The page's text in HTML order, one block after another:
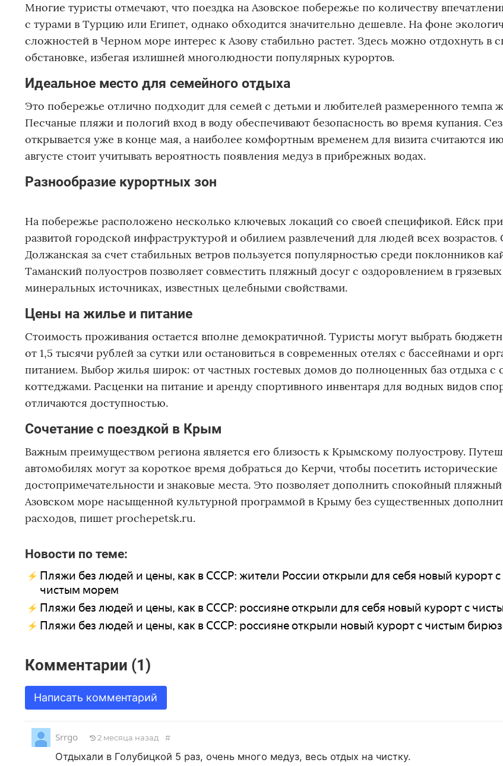
Многие туристы отмечают, что поездка на Азовское побережье по количеству
с турами в Турцию или Египет, однако обходится значительно дешевле. На фоне
сложностей в Черном море интерес к Азову стабильно растет. Здесь можно отдохнуть в
обстановке, избегая излишней многолюдности популярных курортов.
Идеальное место для семейного отдыха
Это побережье отлично подходит для семей с детьми и любителей размеренного темпа
Песчаные пляжи и пологий вход в воду обеспечивают безопасность во время купания.
открывается уже в конце мая, а наиболее комфортным временем для визита считаются
августе стоит учитывать вероятность появления медуз в прибрежных водах.
Разнообразие курортных зон
На побережье расположено несколько ключевых локаций со своей спецификой. Ейск
развитой городской инфраструктурой и обилием развлечений для людей всех возрастов.
Должанская за счет стабильных ветров пользуется популярностью среди поклонников
Таманский полуостров позволяет совместить пляжный досуг с оздоровлением в
минеральных источниках, известных целебными свойствами.
Цены на жилье и питание
Стоимость проживания остается вполне демократичной. Туристы могут выбрать
от 1,5 тысячи рублей за сутки или остановиться в современных отелях с бассейнами и
питанием. Выбор жилья широк: от частных гостевых домов до полноценных баз отдыха с
коттеджами. Расценки на питание и аренду спортивного инвентаря для водных видов
отличаются доступностью.
Сочетание с поездкой в Крым
Важным преимуществом региона является его близость к Крымскому полуострову.
автомобилях могут за короткое время добраться до Керчи, чтобы посетить исторические
достопримечательности и знаковые места. Это позволяет дополнить спокойный
Азовском море насыщенной культурной программой в Крыму без существенных
расходов, пишет prochepetsk.ru.
Новости по теме:
Пляжи без людей и цены, как в СССР: жители России открыли для себя новый курорт с
чистым морем
Пляжи без людей и цены, как в СССР: россияне открыли для себя новый курорт с
Пляжи без людей и цены, как в СССР: россияне открыли новый курорт с чистым
Комментарии (1)
Написать комментарий
Srrgo 2 месяца назад #
Отдыхали в Голубицкой 5 раз, очень много медуз, весь отдых на чистку.